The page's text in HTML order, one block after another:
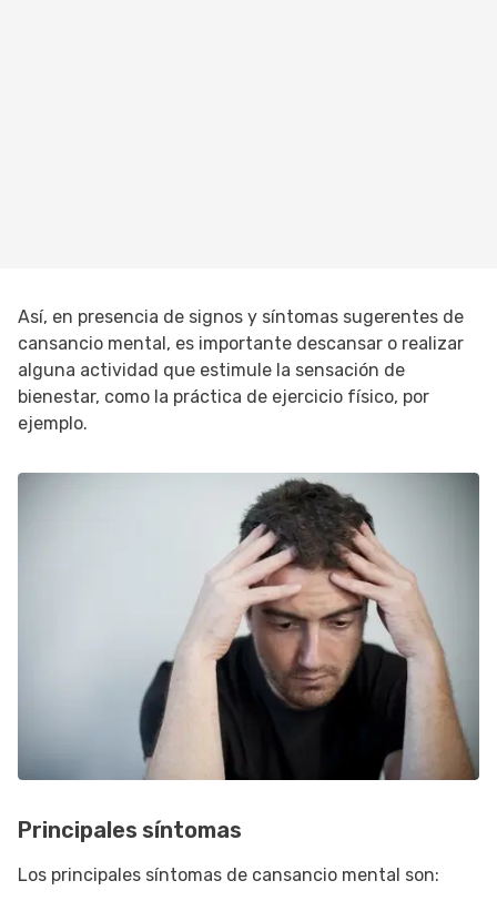
Así, en presencia de signos y síntomas sugerentes de
cansancio mental, es importante descansar o realizar
alguna actividad que estimule la sensación de
bienestar, como la práctica de ejercicio físico, por
ejemplo.
Principales síntomas
Los principales síntomas de cansancio mental son: